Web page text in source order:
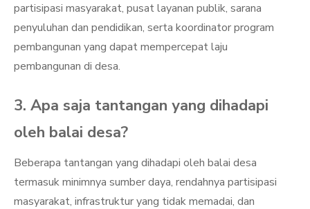
partisipasi masyarakat, pusat layanan publik, sarana
penyuluhan dan pendidikan, serta koordinator program
pembangunan yang dapat mempercepat laju
pembangunan di desa.
3. Apa saja tantangan yang dihadapi
oleh balai desa?
Beberapa tantangan yang dihadapi oleh balai desa
termasuk minimnya sumber daya, rendahnya partisipasi
masyarakat, infrastruktur yang tidak memadai, dan